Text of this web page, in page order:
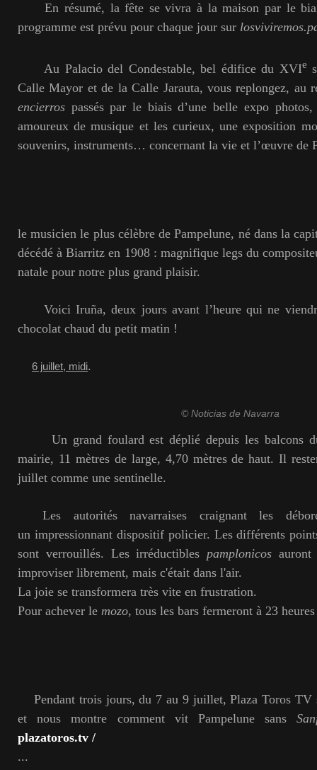
En résumé, la fête se vivra à la maison par le
programme est prévu pour chaque jour sur
Au Palacio del Condestable, bel édifice du XVIe
Calle Mayor et de la Calle Jarauta, vous replongez, au
encierros passés par le biais d’une belle expo
amoureux de musique et les curieux, une exposition
souvenirs, instruments… concernant la vie et l’œuvre de
le musicien le plus célèbre de Pampelune, né dans la
décédé à Biarritz en 1908 : magnifique legs du
natale pour notre plus grand plaisir.
Voici Iruña, deux jours avant l’heure qui ne
chocolat chaud du petit matin !
6 juillet, midi.
© Noticias de Navarra
Un grand foulard est déplié depuis les balcons
mairie, 11 mètres de large, 4,70 mètres de haut. Il
juillet comme une sentinelle.
Les autorités navarraises craignant les
un impressionnant dispositif policier. Les différents
sont verrouillés. Les irréductiblespamplonicos
improviser librement, mais c'était dans l'air.
La joie se transformera très vite en frustration.
Pour achever le mozo, tous les bars fermeront à 23
Pendant trois jours, du 7 au 9 juillet, Plaza Toros TV
et nous montre comment vit Pampelune sans
plazatoros.tv /
...